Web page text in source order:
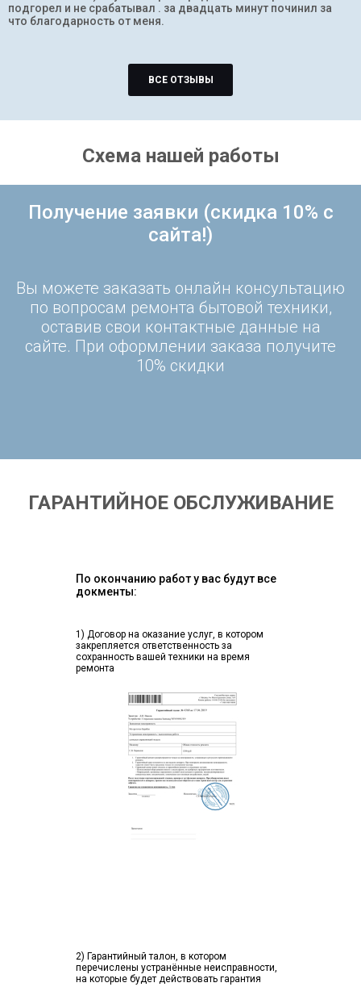
подгорел и не срабатывал . за двадцать минут починил за
что благодарность от меня.
ВСЕ ОТЗЫВЫ
Схема нашей работы
Получение заявки (скидка 10% с
сайта!)
Вы можете заказать онлайн консультацию
по вопросам ремонта бытовой техники,
оставив свои контактные данные на
сайте. При оформлении заказа получите
10% скидки
ГАРАНТИЙНОЕ ОБСЛУЖИВАНИЕ
По окончанию работ у вас будут все
докменты:
1) Договор на оказание услуг, в котором
закрепляется ответственность за
сохранность вашей техники на время
ремонта
2) Гарантийный талон, в котором
перечислены устранённые неисправности,
на которые будет действовать гарантия